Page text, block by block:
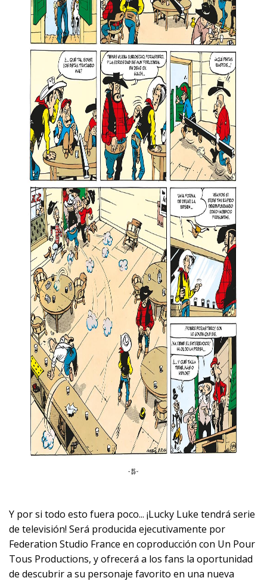
Y por si todo esto fuera poco... ¡Lucky Luke tendrá serie
de televisión! Será producida ejecutivamente por
Federation Studio France en coproducción con Un Pour
Tous Productions, y ofrecerá a los fans la oportunidad
de descubrir a su personaje favorito en una nueva